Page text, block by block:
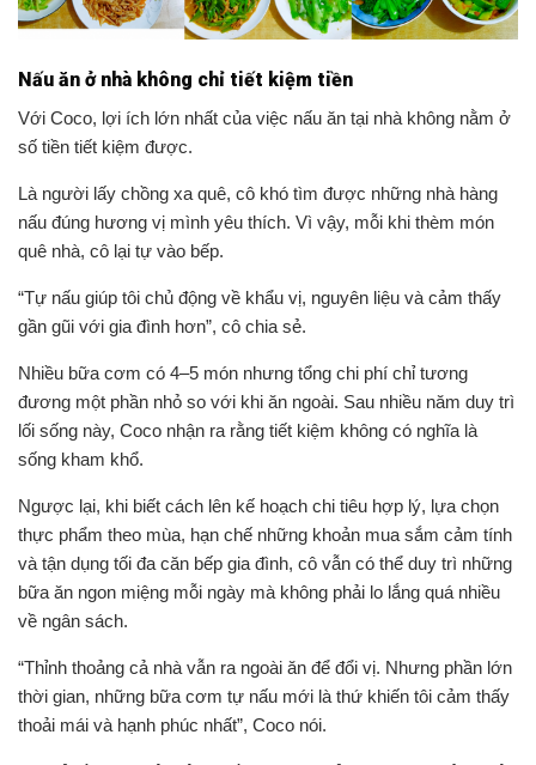
Nấu ăn ở nhà không chỉ tiết kiệm tiền
Với Coco, lợi ích lớn nhất của việc nấu ăn tại nhà không nằm ở
số tiền tiết kiệm được.
Là người lấy chồng xa quê, cô khó tìm được những nhà hàng
nấu đúng hương vị mình yêu thích. Vì vậy, mỗi khi thèm món
quê nhà, cô lại tự vào bếp.
“Tự nấu giúp tôi chủ động về khẩu vị, nguyên liệu và cảm thấy
gần gũi với gia đình hơn”, cô chia sẻ.
Nhiều bữa cơm có 4–5 món nhưng tổng chi phí chỉ tương
đương một phần nhỏ so với khi ăn ngoài. Sau nhiều năm duy trì
lối sống này, Coco nhận ra rằng tiết kiệm không có nghĩa là
sống kham khổ.
Ngược lại, khi biết cách lên kế hoạch chi tiêu hợp lý, lựa chọn
thực phẩm theo mùa, hạn chế những khoản mua sắm cảm tính
và tận dụng tối đa căn bếp gia đình, cô vẫn có thể duy trì những
bữa ăn ngon miệng mỗi ngày mà không phải lo lắng quá nhiều
về ngân sách.
“Thỉnh thoảng cả nhà vẫn ra ngoài ăn để đổi vị. Nhưng phần lớn
thời gian, những bữa cơm tự nấu mới là thứ khiến tôi cảm thấy
thoải mái và hạnh phúc nhất”, Coco nói.